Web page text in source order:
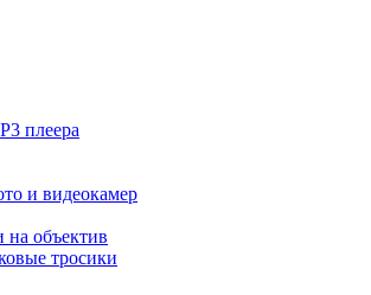
плеера
и видеокамер
объектив
тросики